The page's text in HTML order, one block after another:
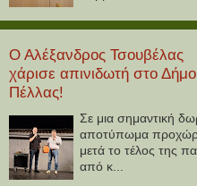
Ο Αλέξανδρος Τσουβέλας
χάρισε απινιδωτή στο Δήμο
Πέλλας!
Σε μια σημαντική
αποτύπωμα
μετά το τέλος της
από κ...